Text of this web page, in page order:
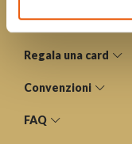
Acquista una card
Regala una card
Convenzioni
FAQ